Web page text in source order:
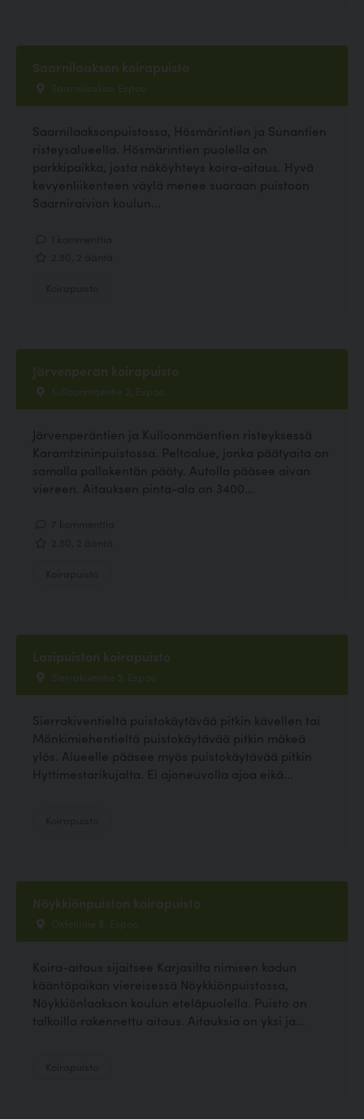
Saarnilaakson koirapuisto
Saarnilaakso, Espoo
Saarnilaaksonpuistossa, Hösmärintien ja Sunantien
risteysalueella. Hösmärintien puolella on
parkkipaikka, josta näköyhteys koira-aitaus. Hyvä
kevyenliikenteen väylä menee suoraan puistoon
Saarniraivion koulun...
Järvenperän koirapuisto
Kulloonmäentie 2, Espoo
Järvenperäntien ja Kulloonmäentien risteyksessä
Karamtzininpuistossa. Peltoalue, jonka päätyaita on
samalla pallokentän pääty. Autolla pääsee aivan
viereen. Aitauksen pinta-ala on 3400...
Lasipuiston koirapuisto
Sierrakiventie 5, Espoo
Sierrakiventieltä puistokäytävää pitkin kävellen tai
Mönkimiehentieltä puistokäytävää pitkin mäkeä
ylös. Alueelle pääsee myös puistokäytävää pitkin
Hyttimestarikujalta. Ei ajoneuvolla ajoa eikä...
Nöykkiönpuiston koirapuisto
Oxfotintie 8, Espoo
Koira-aitaus sijaitsee Karjasilta nimisen kadun
kääntöpaikan viereisessä Nöykkiönpuistossa,
Nöykkiönlaakson koulun eteläpuolella. Puisto on
talkoilla rakennettu aitaus. Aitauksia on yksi ja...